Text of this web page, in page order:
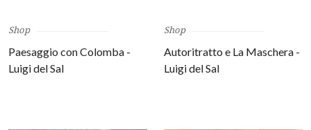
Shop
Paesaggio con Colomba -
Luigi del Sal
Shop
Autoritratto e La Maschera -
Luigi del Sal